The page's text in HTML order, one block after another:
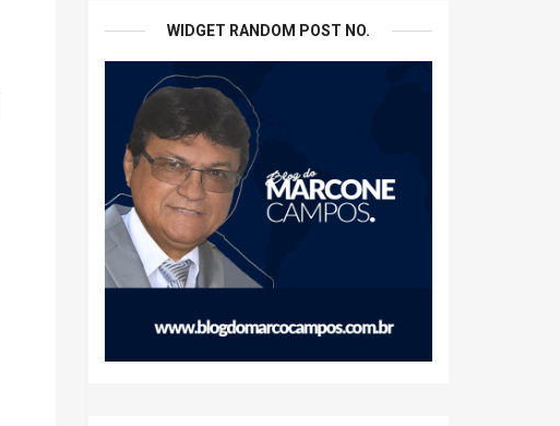
WIDGET RANDOM POST NO.